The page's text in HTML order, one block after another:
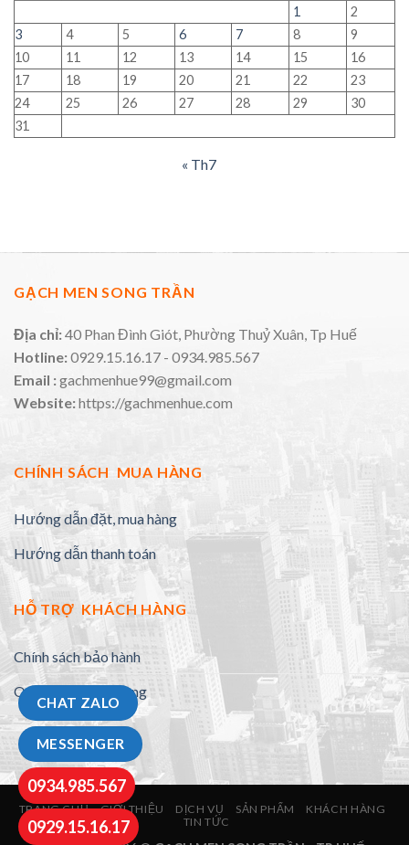
1
2
3
4 5 6 7 8
9
10
11 12 13 14 15
16
17
18 19 20 21 22
23
24
25 26 27 28 29
30
31
« Th7
GẠCH MEN SONG TRẦN
Địa chỉ:40 Phan Đình Giót, Phường Thuỷ Xuân, Tp Huế
Hotline:0929.15.16.17 - 0934.985.567
Email :gachmenhue99@gmail.com
Website:https://gachmenhue.com
CHÍNH SÁCH MUA HÀNG
Hướng dẫn đặt, mua hàng
Hướng dẫn thanh toán
HỖ TRỢ KHÁCH HÀNG
Chính sách bảo hành
Quy định đổi trả hàng
TRANG CHỦ GIỚI THIỆU DỊCH VỤ SẢN PHẨM
KHÁCH HÀNG
TIN TỨC
CHAT ZALO
MESSENGER
0929.15.16.17
0934.985.567